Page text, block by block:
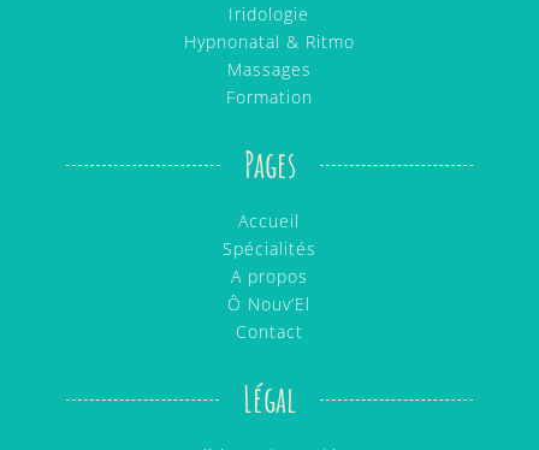
Iridologie
Hypnonatal & Ritmo
Massages
Formation
Pages
Accueil
Spécialités
A propos
Ô Nouv’El
Contact
Légal